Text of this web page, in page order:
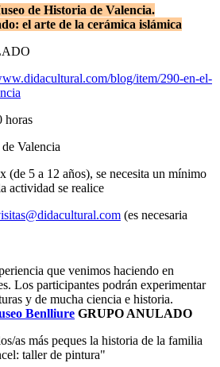
de Historia de Valencia.
el arte de la cerámica islámica
blog/item/290-en-el-
horas
Valencia
(de 5 a 12 años), se necesita un mínimo
actividad se realice
(es necesaria
que venimos haciendo en
Los participantes podrán experimentar
y de mucha ciencia e historia.
Benlliure GRUPO ANULADO
as más peques la historia de la familia
taller de pintura"